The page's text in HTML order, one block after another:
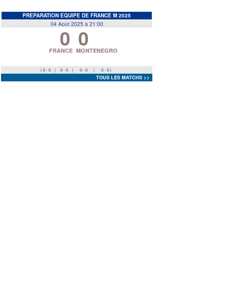
PREPARATION EQUIPE DE FRANCE M 2025
04 Août 2025 à 21:00
0
FRANCE 0
MONTENEGRO
( 0 - 0 | 0 - 0 | 0 - 0 | 0 - 0 )
TOUS LES MATCHS >>